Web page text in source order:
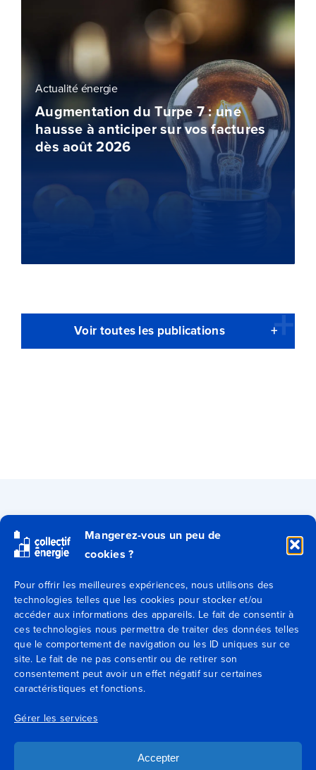
Mangerez-vous un peu de
cookies ?
Pour offrir les meilleures expériences, nous utilisons des
technologies telles que les cookies pour stocker et/ou
accéder aux informations des appareils. Le fait de consentir à
ces technologies nous permettra de traiter des données telles
que le comportement de navigation ou les ID uniques sur ce
site. Le fait de ne pas consentir ou de retirer son
consentement peut avoir un effet négatif sur certaines
caractéristiques et fonctions.
Gérer les services
Accepter
Actualité énergie
Augmentation du Turpe 7 : une
hausse à anticiper sur vos factures
dès août 2026
Voir toutes les publications
Secteurs
Expertises
Blog
Agences
Contactez-nous